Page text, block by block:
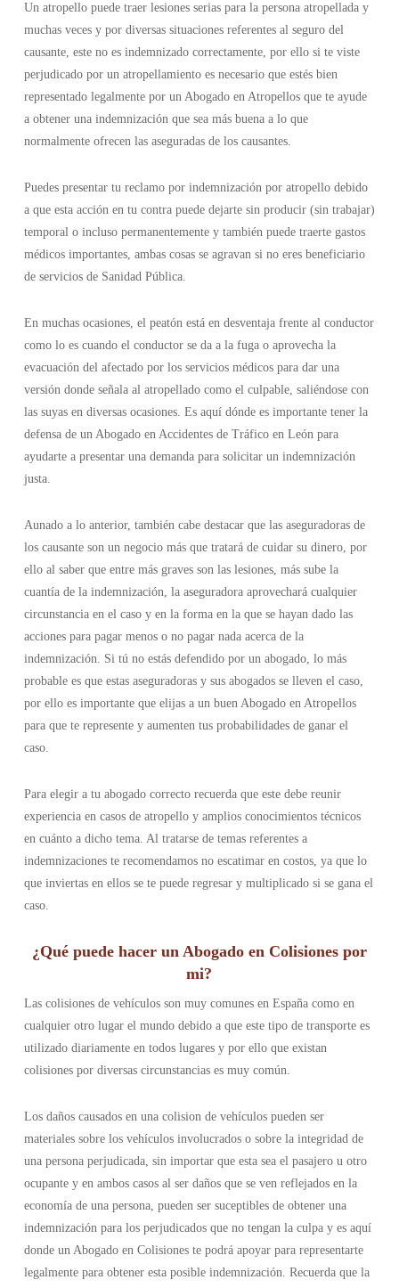
Un atropello puede traer lesiones serias para la persona atropellada y
muchas veces y por diversas situaciones referentes al seguro del
causante, este no es indemnizado correctamente, por ello si te viste
perjudicado por un atropellamiento es necesario que estés bien
representado legalmente por un Abogado en Atropellos que te ayude
a obtener una indemnización que sea más buena a lo que
normalmente ofrecen las aseguradas de los causantes.
Puedes presentar tu reclamo por indemnización por atropello debido
a que esta acción en tu contra puede dejarte sin producir (sin trabajar)
temporal o incluso permanentemente y también puede traerte gastos
médicos importantes, ambas cosas se agravan si no eres beneficiario
de servicios de Sanidad Pública.
En muchas ocasiones, el peatón está en desventaja frente al conductor
como lo es cuando el conductor se da a la fuga o aprovecha la
evacuación del afectado por los servicios médicos para dar una
versión donde señala al atropellado como el culpable, saliéndose con
las suyas en diversas ocasiones. Es aquí dónde es importante tener la
defensa de un Abogado en Accidentes de Tráfico en León para
ayudarte a presentar una demanda para solicitar un indemnización
justa.
Aunado a lo anterior, también cabe destacar que las aseguradoras de
los causante son un negocio más que tratará de cuidar su dinero, por
ello al saber que entre más graves son las lesiones, más sube la
cuantía de la indemnización, la aseguradora aprovechará cualquier
circunstancia en el caso y en la forma en la que se hayan dado las
acciones para pagar menos o no pagar nada acerca de la
indemnización. Si tú no estás defendido por un abogado, lo más
probable es que estas aseguradoras y sus abogados se lleven el caso,
por ello es importante que elijas a un buen Abogado en Atropellos
para que te represente y aumenten tus probabilidades de ganar el
caso.
Para elegir a tu abogado correcto recuerda que este debe reunir
experiencia en casos de atropello y amplios conocimientos técnicos
en cuánto a dicho tema. Al tratarse de temas referentes a
indemnizaciones te recomendamos no escatimar en costos, ya que lo
que inviertas en ellos se te puede regresar y multiplicado si se gana el
caso.
¿Qué puede hacer un Abogado en Colisiones por
mi?
Las colisiones de vehículos son muy comunes en España como en
cualquier otro lugar el mundo debido a que este tipo de transporte es
utilizado diariamente en todos lugares y por ello que existan
colisiones por diversas circunstancias es muy común.
Los daños causados en una colision de vehículos pueden ser
materiales sobre los vehículos involucrados o sobre la integridad de
una persona perjudicada, sin importar que esta sea el pasajero u otro
ocupante y en ambos casos al ser daños que se ven reflejados en la
economía de una persona, pueden ser suceptibles de obtener una
indemnización para los perjudicados que no tengan la culpa y es aquí
donde un Abogado en Colisiones te podrá apoyar para representarte
legalmente para obtener esta posible indemnización. Recuerda que la